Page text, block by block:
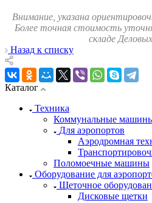
Внимание, указана
Более точная стоимость
складе
Назад к списку
Каталог
Техника
Коммунальные
Для аэропортов
Аэродромная
Поломоечные машины
Оборудование для
Щеточное
Дисковые щетки